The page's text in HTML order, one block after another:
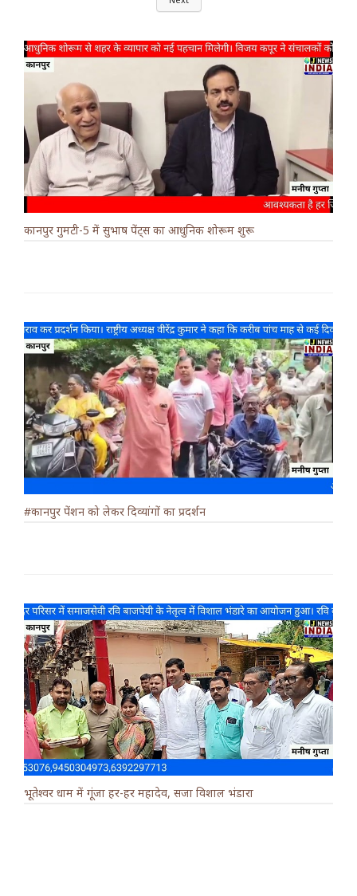
कानपुर गुमटी-5 में सुभाष पेंट्स का आधुनिक शोरूम शुरू
#कानपुर पेंशन को लेकर दिव्यांगों का प्रदर्शन
भूतेश्वर धाम में गूंजा हर-हर महादेव, सजा विशाल भंडारा